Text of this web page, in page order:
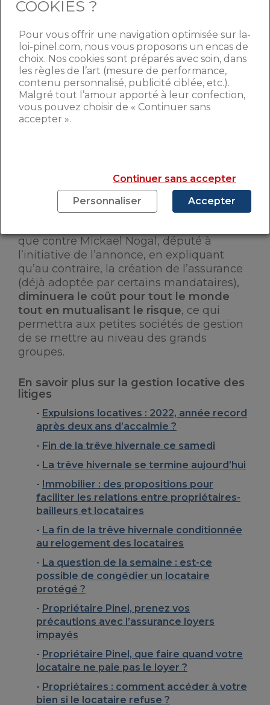
Si plusieurs des propositions annoncées
font le bonheur des propriétaires, les
professionnels de l’immobilier ne voient
pas toutes les mesures d’un bon œil.
Notamment la décision concernant le
dépôt de garantie. Le président de la
Fnaim, Jean-Marc Torrollion, juge la
comptes d’exploitation ». Cette même
mesure est aussi pointée du doigt, car elle
compliquerait encore l’accessibilité au
logement enmultipliant les sécurités
que contre Mickaël Nogal, député à
l’initiative de l’annonce, en expliquant
qu’au contraire, la création de l’assurance
(déjà adoptée par certains mandataires),
diminuera le coût pour tout le monde
tout en mutualisant le risque, ce qui
permettra aux petites sociétés de gestion
de se mettre au niveau des grands
groupes.
En savoir plus sur la gestion locative des
litiges
Expulsions locatives : 2022, année record
après deux ans d’accalmie ?
Fin de la trêve hivernale ce samedi
La trêve hivernale se termine aujourd’hui
Immobilier : des propositions pour
faciliter les relations entre propriétaires-
bailleurs et locataires
La fin de la trêve hivernale conditionnée
au relogement des locataires
La question de la semaine : est-ce
possible de congédier un locataire
protégé ?
Propriétaire Pinel, prenez vos
précautions avec l’assurance loyers
impayés
Propriétaire Pinel, que faire quand votre
locataire ne paie pas le loyer ?
Propriétaires : comment accéder à votre
bien si le locataire refuse ?
COOKIES ?
Pour vous offrir une navigation optimisée sur la-
loi-pinel.com, nous vous proposons un encas de
choix. Nos cookies sont préparés avec soin, dans
les règles de l’art (mesure de performance,
contenu personnalisé, publicité ciblée, etc.).
Malgré tout l’amour apporté à leur confection,
vous pouvez choisir de « Continuer sans
accepter ».
Continuer sans accepter
Personnaliser
Accepter